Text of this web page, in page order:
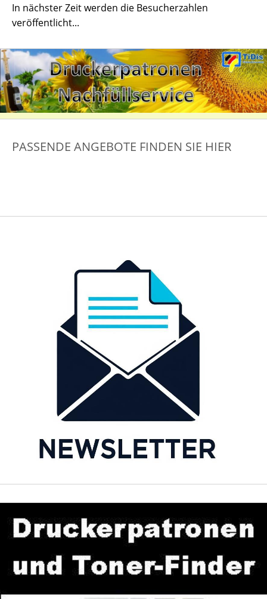
In nächster Zeit werden die Besucherzahlen
veröffentlicht...
PASSENDE ANGEBOTE FINDEN SIE HIER